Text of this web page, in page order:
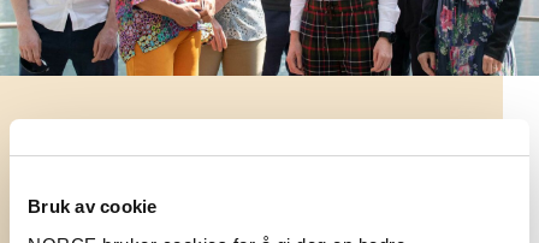
Bruk av cookie